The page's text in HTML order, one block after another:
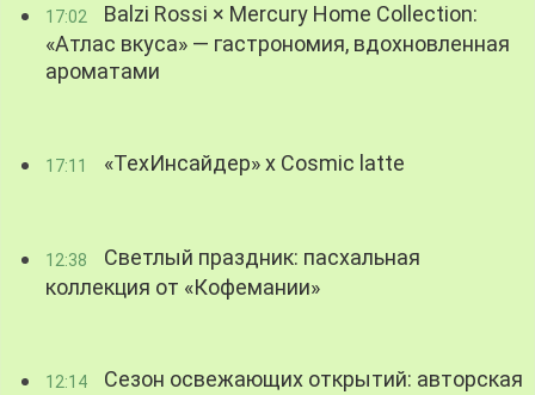
17:02
Balzi Rossi × Mercury Home Collection:
«Атлас вкуса» — гастрономия, вдохновленная
ароматами
17:11 «ТехИнсайдер» х Cosmic latte
12:38
Светлый праздник: пасхальная
коллекция от «Кофемании»
12:14
Сезон освежающих открытий: авторская